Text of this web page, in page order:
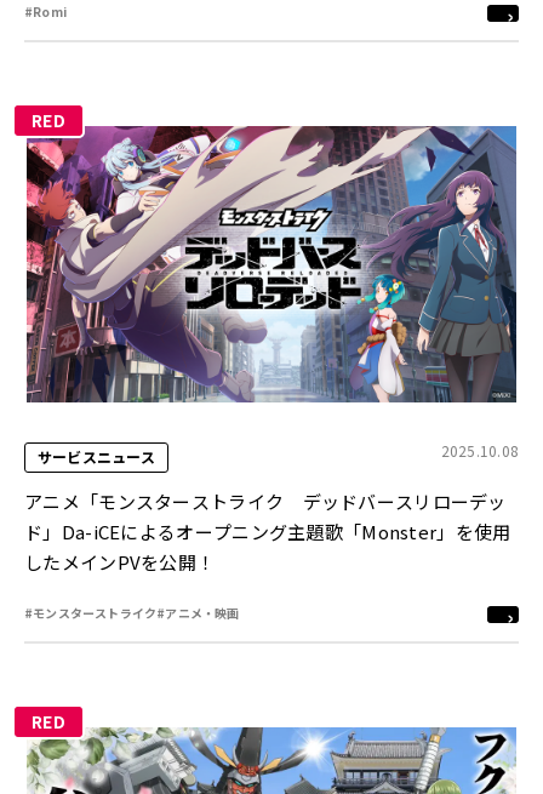
#Romi
RED
サービスニュース 2025.10.08
アニメ「モンスターストライク デッドバースリローデッ
ド」Da-iCEによるオープニング主題歌「Monster」を使用
したメインPVを公開！
#モンスターストライク#アニメ・映画
RED